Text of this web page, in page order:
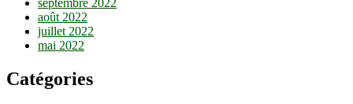
août 2022
juillet 2022
mai 2022
Catégories